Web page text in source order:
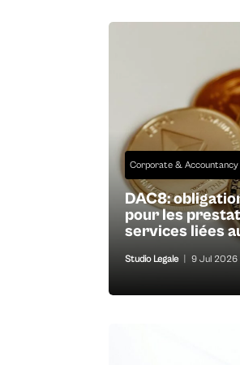
Corporate & Accountancy
DAC8:
pour les
services liées
Studio Legale 9 Jul 2026